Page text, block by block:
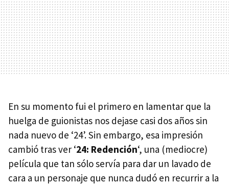
En su momento fui el primero en lamentar que la
huelga de guionistas nos dejase casi dos años sin
nada nuevo de ‘24’. Sin embargo, esa impresión
cambió tras ver ‘24: Redención‘, una (mediocre)
película que tan sólo servía para dar un lavado de
cara a un personaje que nunca dudó en recurrir a la